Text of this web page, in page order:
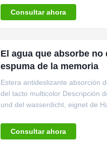
Consultar ahora
El agua que absorbe
espuma de la memoria
Estera antideslizante absorción
del tacto multicolor Descripción
und del wasserdicht, eignet de
Consultar ahora